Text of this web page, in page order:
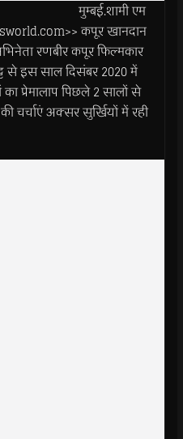
मुम्बई.शामी एम
कपूर खानदान
रणबीर कपूर फिल्मकार
से इस साल दिसंबर 2020 में
प्रेमालाप पिछले 2 सालों से
चर्चाएं अक्सर सुर्खियों में रही